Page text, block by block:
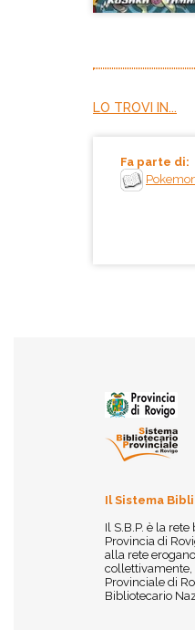
LO TROVI IN...
Fa parte di:
Il Sistema
Il S.B.P. è la
Provincia di
alla rete
collettivamente,
Provinciale di
Bibliotecario